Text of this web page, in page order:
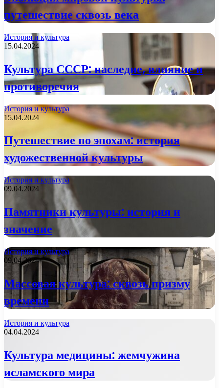
путешествие сквозь века
История и культура
15.04.2024
Культура СССР: наследие, влияние и
противоречия
История и культура
15.04.2024
Путешествие по эпохам: история
художественной культуры
История и культура
09.04.2024
Памятники культуры: история и
значение
История и культура
09.04.2024
Массовая культура: сквозь призму
времени
История и культура
04.04.2024
Культура медицины: жемчужина
исламского мира